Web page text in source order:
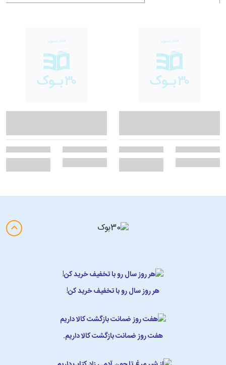
هر روز سال رو با تخفیف خرید کن!
هفت روز ضمانت بازگشت کالا داریم.